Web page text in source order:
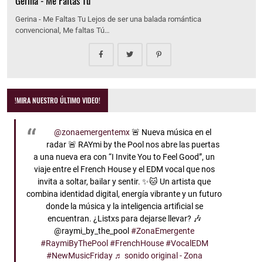
Gerina - Me Faltas Tu Lejos de ser una balada romántica
convencional, Me faltas Tú…
!MIRA NUESTRO ÚLTIMO VIDEO!
@zonaemergentemx🚨 Nueva música en el
radar 🚨 RAYmi by the Pool nos abre las puertas
a una nueva era con “I Invite You to Feel Good”, un
viaje entre el French House y el EDM vocal que nos
invita a soltar, bailar y sentir. ✨🐱 Un artista que
combina identidad digital, energía vibrante y un futuro
donde la música y la inteligencia artificial se
encuentran. ¿Listxs para dejarse llevar? 🎶
@raymi_by_the_pool#ZonaEmergente
#RaymiByThePool #FrenchHouse #VocalEDM
#NewMusicFriday ♬ sonido original - Zona